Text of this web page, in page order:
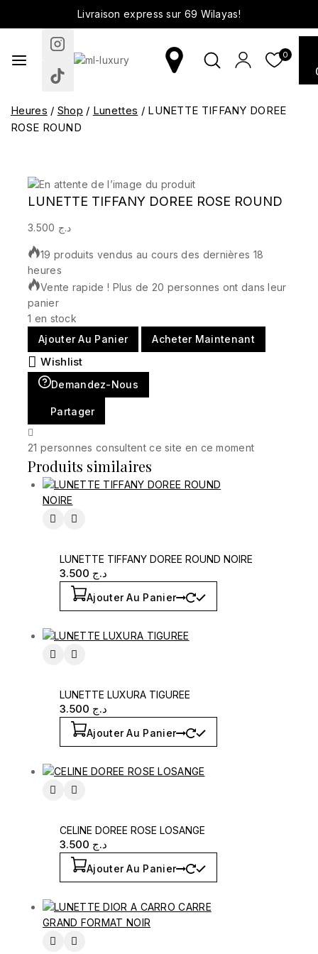
Livraison express sur 69 Wilayas!
0
Heures / Shop / Lunettes / LUNETTE TIFFANY DOREE
ROSE ROUND
LUNETTE TIFFANY DOREE ROSE ROUND
د.ج
19 produits vendus au cours des dernières 18
heures
Vente rapide ! Plus de 20 personnes ont dans leur
panier
1 en stock
Ajouter Au Panier
Acheter Maintenant
Wishlist
Demandez-Nous
Partager
21 personnes consultent ce site en ce moment
Produits similaires
LUNETTE TIFFANY DOREE ROUND NOIRE
د.ج
Ajouter Au Panier
LUNETTE LUXURA TIGUREE
د.ج
Ajouter Au Panier
CELINE DOREE ROSE LOSANGE
د.ج
Ajouter Au Panier